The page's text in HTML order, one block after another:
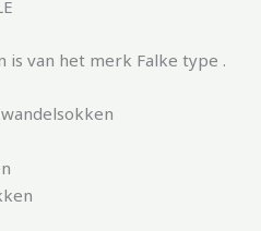
is van het merk Falke type .